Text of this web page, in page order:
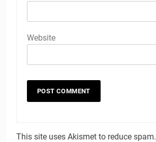
Website
This site uses Akismet to reduce spam.